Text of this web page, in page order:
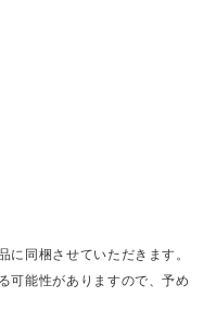
同梱させていただきます。
可能性がありますので、予め